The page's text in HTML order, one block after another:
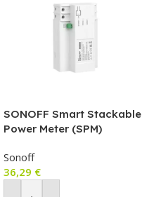
SONOFF Smart Stackable
Power Meter (SPM)
Sonoff
36,29 €